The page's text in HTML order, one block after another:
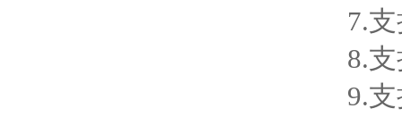
7.支
8.支
9.支持